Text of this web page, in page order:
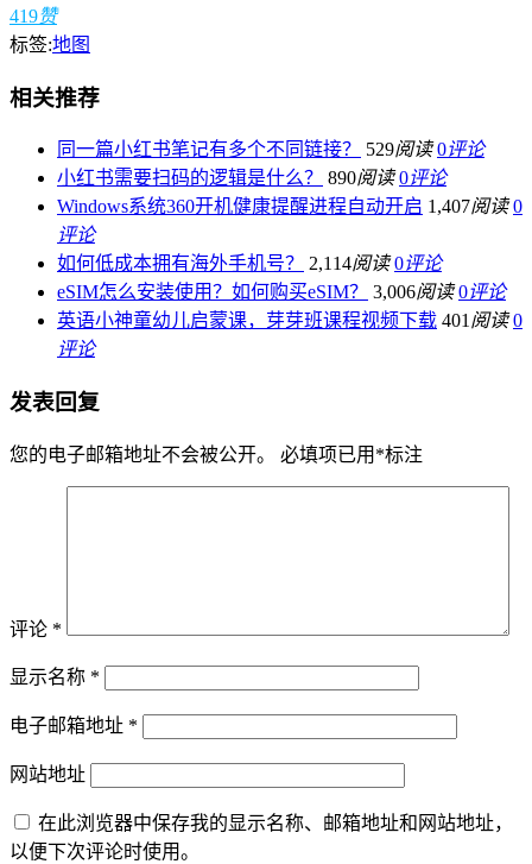
419赞
标签:地图
相关推荐
同一篇小红书笔记有多个不同链接？ 529阅读 0评论
小红书需要扫码的逻辑是什么？
890阅读 0评论
Windows系统360开机健康提醒进程自动开启 1,407阅读 0
评论
如何低成本拥有海外手机号？
2,114阅读 0评论
eSIM怎么安装使用？如何购买eSIM？
3,006阅读 0评论
英语小神童幼儿启蒙课，芽芽班课程视频下载 401 阅读 0
评论
发表回复
您的电子邮箱地址不会被公开。 必填项已用 *标注
评论 *
显示名称 *
电子邮箱地址 *
网站地址
在此浏览器中保存我的显示名称、邮箱地址和网站地址，
以便下次评论时使用。